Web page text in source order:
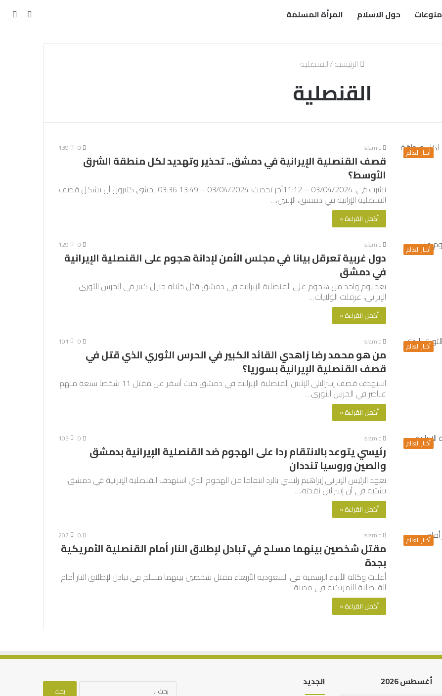
منوعات حول الاسلام المرأة المسلمة
مقال
الرئيسية/القنصلية
القنصلية
أخبار العالم islamic
0
139
قصف القنصلية الإيرانية في دمشق.. تحذير وتهديد لكل منطقة الشرق
الأوسط؟
نشرت في: 03/04/2024 – 11:12آخر تحديث: 03/04/2024 – 13:49 03:36 يخشى كثيرون أن يشكل قصف
القنصلية الإرانية في دمشق، الإثنين،…
أكمل القراءة »
أخبار العالم islamic
0
129
دول غربية تعرقل بيانا في مجلس الأمن لإدانة هجوم على القنصلية الإيرانية
في دمشق
بعد يوم واحد من هجوم على القنصلية الإيرانية في دمشق قتل خلاله جنرال كبير في الحرس الثوري
الإيراني، عرقلت الولايات…
أكمل القراءة »
أخبار العالم islamic
0
101
من هو محمد رضا زاهدي القائد الكبير في الحرس الثوري الذي قتل في
قصف القنصلية الإيرانية بسوريا؟
استهدف قصف إسرائيلي الإثنين القنصلية الإيرانية في دمشق حيث أسفر عن مقتل 11 شخصا سبعة منهم
عناصر في الحرس الثوري…
أكمل القراءة »
أخبار العالم islamic
0
103
رئيسي يتوعد بالانتقام ردا على الهجوم ضد القنصلية الإيرانية بدمشق
والصين وروسيا تنددان
تعهد الرئيس الإيراني إبراهيم رئيسي بالرد انتقاما من الهجوم الذي استهدف القنصلية الإيرانية في دمشق،
يشتبه في أن إسرائيل نفذته،…
أكمل القراءة »
أخبار العالم islamic
0
207
مقتل شخصين بينهما مسلح في تبادل لإطلاق النار أمام القنصلية الأمريكية
بجدة
أعلنت وكالة الأنباء الرسمية في السعودية الأربعاء مقتل شخصين بينهما مسلح في تبادل لإطلاق النار أمام
القنصلية الأمريكية في مدينة…
أكمل القراءة »
أغسطس 2026
الجديد البحث